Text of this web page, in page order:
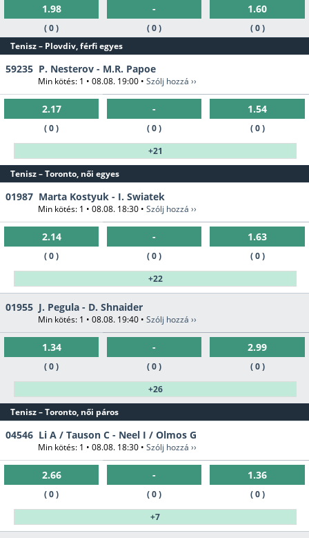
1.98
( 0 )
-
( 0 )
1.60
( 0 )
Tenisz – Plovdiv, férfi egyes
59235 P. Nesterov - M.R. Papoe
Min kötés: 1 • 08.08. 19:00 • Szólj hozzá ››
2.17
( 0 )
-
( 0 )
1.54
( 0 )
+21
Tenisz – Toronto, női egyes
01987 Marta Kostyuk - I. Swiatek
Min kötés: 1 • 08.08. 18:30 • Szólj hozzá ››
2.14
( 0 )
-
( 0 )
1.63
( 0 )
+22
01955 J. Pegula - D. Shnaider
Min kötés: 1 • 08.08. 19:40 • Szólj hozzá ››
1.34
( 0 )
-
( 0 )
2.99
( 0 )
+26
Tenisz – Toronto, női páros
04546 Li A / Tauson C - Neel I / Olmos G
Min kötés: 1 • 08.08. 18:30 • Szólj hozzá ››
2.66
( 0 )
-
( 0 )
1.36
( 0 )
+7